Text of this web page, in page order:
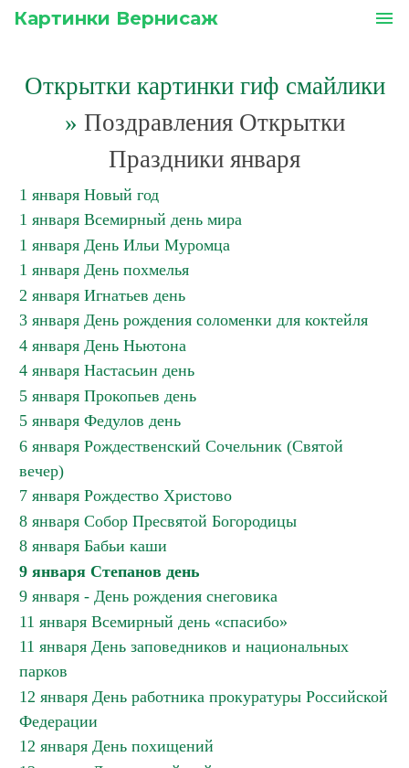
Картинки Вернисаж menu
Открытки картинки гиф смайлики
» Поздравления Открытки
Праздники января
1 января Новый год
1 января Всемирный день мира
1 января День Ильи Муромца
1 января День похмелья
2 января Игнатьев день
3 января День рождения соломенки для коктейля
4 января День Ньютона
4 января Настасьин день
5 января Прокопьев день
5 января Федулов день
6 января Рождественский Сочельник (Святой
вечер)
7 января Рождество Христово
8 января Собор Пресвятой Богородицы
8 января Бабьи каши
9 января Степанов день
9 января - День рождения снеговика
11 января Всемирный день «спасибо»
11 января День заповедников и национальных
парков
12 января День работника прокуратуры Российской
Федерации
12 января День похищений